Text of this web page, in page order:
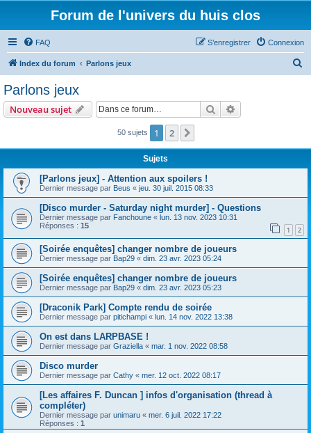
Forum de l'univers du huis clos
FAQ Connexion
S’enregistrer
Index du forum Parlons jeux
e
Parlons jeux
Nouveau sujet Rechercher
50 sujets 1 2
Sujets
[Parlons jeux] - Attention aux spoilers !
Dernier message par Beus « jeu. 30 juil. 2015 08:33
[Disco murder - Saturday night murder] - Questions
Dernier message par Fanchoune « lun. 13 nov. 2023 10:31
Réponses : 15 1 2
[Soirée enquêtes] changer nombre de joueurs
Dernier message par Bap29 « dim. 23 avr. 2023 05:24
[Soirée enquêtes] changer nombre de joueurs
Dernier message par Bap29 « dim. 23 avr. 2023 05:23
[Draconik Park] Compte rendu de soirée
Dernier message par pitichampi « lun. 14 nov. 2022 13:38
On est dans LARPBASE !
Dernier message par Graziella « mar. 1 nov. 2022 08:58
Disco murder
Dernier message par Cathy « mer. 12 oct. 2022 08:17
[Les affaires F. Duncan ] infos d'organisation (thread à
compléter)
Dernier message par unimaru « mer. 6 juil. 2022 17:22
Réponses : 1